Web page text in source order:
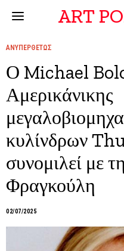
ART
ΑΝΥΠΕΡΘΕΤΩΣ
Ο Michael
Αμερικάνικης
κυλίνδρων
συνομιλεί με
Φραγκούλη
02/07/2025